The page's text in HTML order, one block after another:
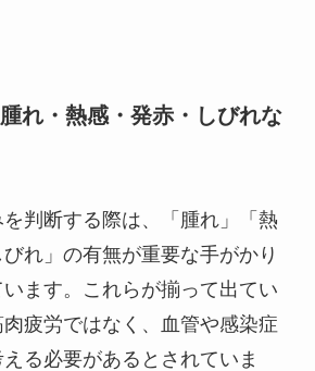
れ・熱感・発赤・しびれな
判断する際は、「腫れ」「熱
れ」の有無が重要な手がかり
ます。これらが揃って出てい
疲労ではなく、血管や感染症
る必要があるとされていま